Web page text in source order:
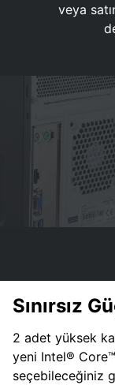
veya
Sınırsız
2 adet yüksek
yeni Intel®
seçebileceğiniz